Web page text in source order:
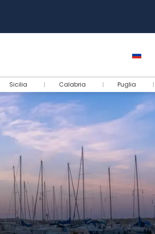
Sicilia Calabria Puglia